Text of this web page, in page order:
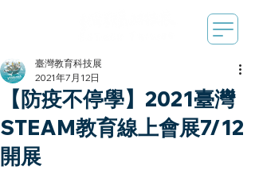
【防疫不停學】2021臺灣
STEAM教育線上會展7/12
開展
臺灣教育科技展
2021年7月12日